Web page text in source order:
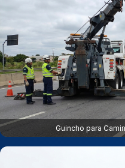
Guincho para